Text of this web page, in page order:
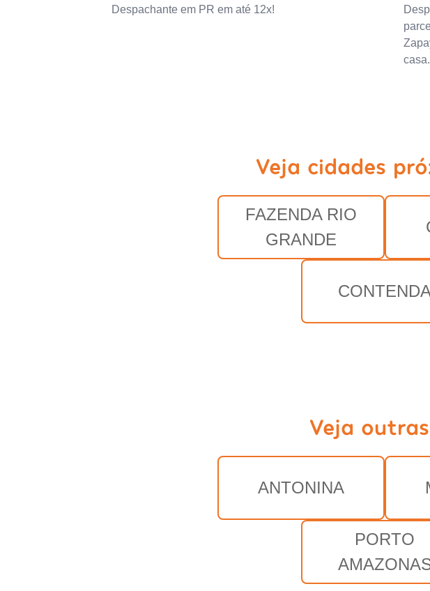
Despachante em PR em até 12x!
casa.
Veja cidades
FAZENDA RIO
GRANDE
Veja
ANTONINA
PORTO